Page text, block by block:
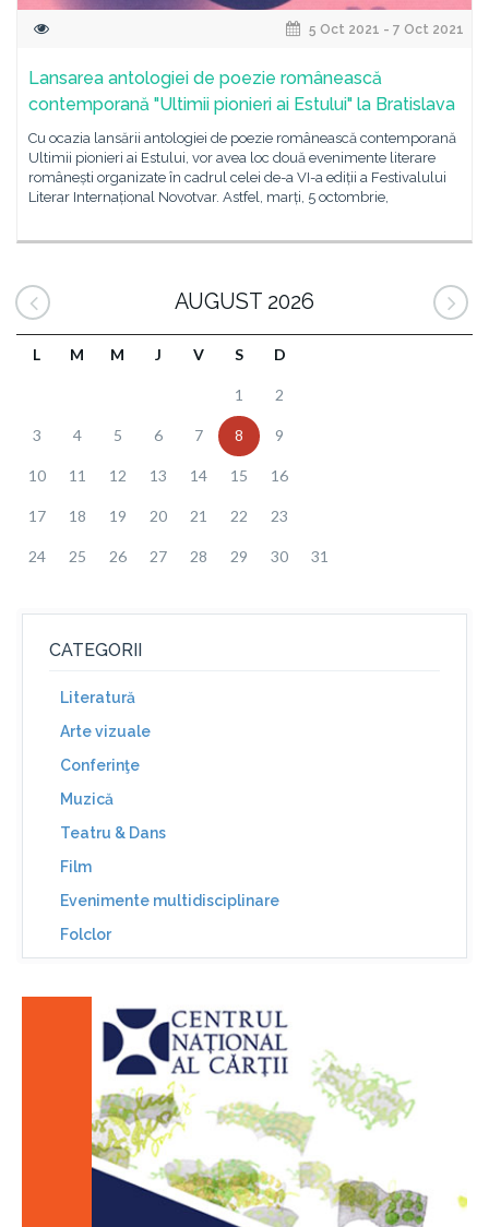
5 Oct 2021 - 7 Oct 2021
Lansarea antologiei de poezie românească
contemporană "Ultimii pionieri ai Estului" la Bratislava
Cu ocazia lansării antologiei de poezie românească contemporană
Ultimii pionieri ai Estului, vor avea loc două evenimente literare
românești organizate în cadrul celei de-a VI-a ediții a Festivalului
Literar Internațional Novotvar. Astfel, marți, 5 octombrie,
AUGUST 2026
L M M J V S D
1 2
3 4 5 6 7 8 9
10 11 12 13 14 15 16
17 18 19 20 21 22 23
24 25 26 27 28 29 30 31
CATEGORII
Literatură
Arte vizuale
Conferinţe
Muzică
Teatru & Dans
Film
Evenimente multidisciplinare
Folclor